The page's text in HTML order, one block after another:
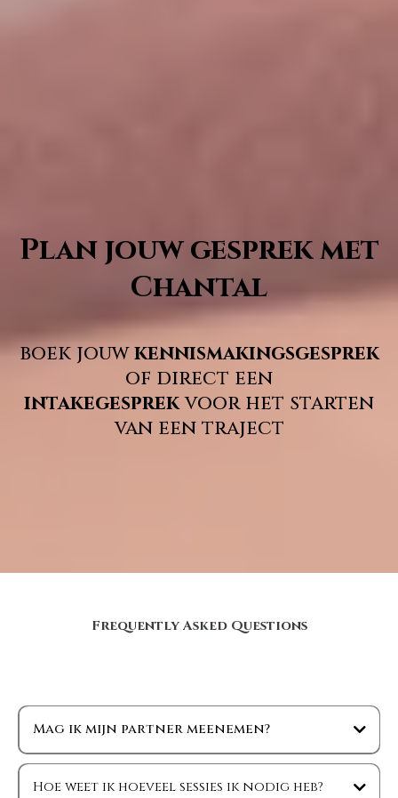
Plan jouw gesprek met
Chantal
boek jouwkennismakingsgesprek
of direct een
intakegesprekvoor het starten
van een traject
Frequently Asked Questions
Mag ik mijn partner meenemen?
Hoe weet ik hoeveel sessies ik nodig heb?